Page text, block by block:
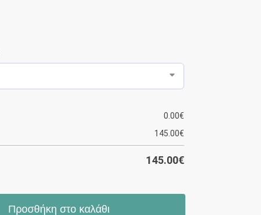
0.00€
145.00€
145.00€
Προσθήκη στο καλάθι